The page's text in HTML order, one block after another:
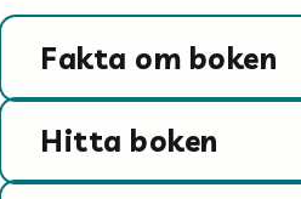
Fakta om boken
Hitta boken